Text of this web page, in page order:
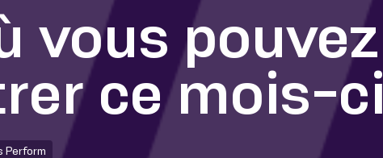
vous pouvez
ce mois-ci
Perform